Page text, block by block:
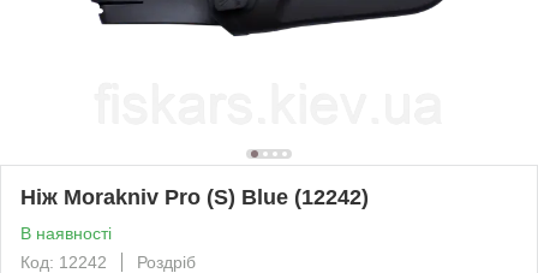
Ніж Morakniv Pro (S) Blue (12242)
В наявності
Код: 12242
Роздріб